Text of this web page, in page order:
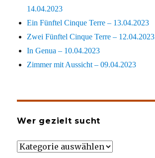
14.04.2023
Ein Fünftel Cinque Terre – 13.04.2023
Zwei Fünftel Cinque Terre – 12.04.2023
In Genua – 10.04.2023
Zimmer mit Aussicht – 09.04.2023
Wer gezielt sucht
Wer